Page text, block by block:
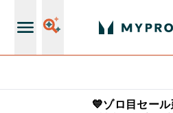
💙ゾロ目セー